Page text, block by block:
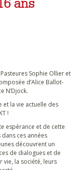
ans
Sophie Ollier et
d’Alice Ballot-
N’Djock.
et la vie actuelle des
!
espérance et de cette
ces années
découvrent un
de dialogues et de
vie, la société, leurs